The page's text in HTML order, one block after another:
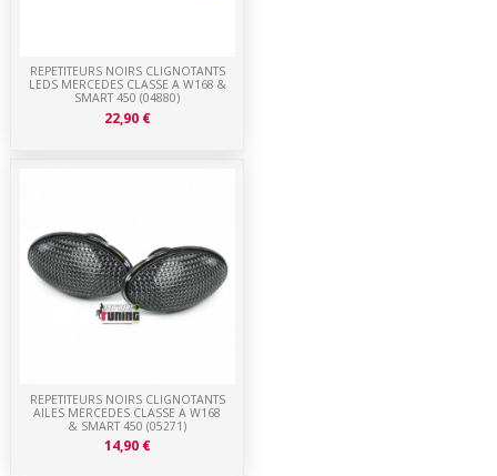
REPETITEURS NOIRS CLIGNOTANTS
AILES MERCEDES CLASSE A W168
& SMART 450 (05271)
14,90 €
REPETITEURS NOIRS CLIGNOTANTS
LEDS MERCEDES CLASSE A W168 &
SMART 450 (04880)
22,90 €